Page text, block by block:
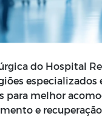
do Hospital
especializados
para melhor
e